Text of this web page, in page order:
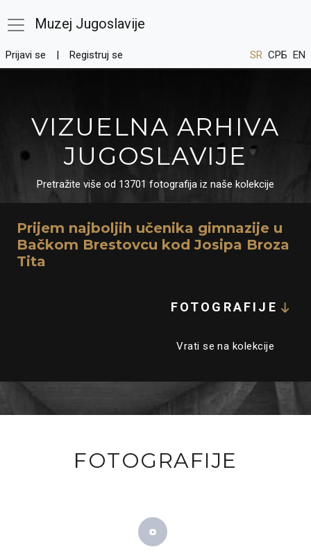
Muzej Jugoslavije
Prijavi se Registruj se SR СРБ EN
VIZUELNA ARHIVA
JUGOSLAVIJE
Pretražite više od 13701 fotografija iz naše kolekcije
Prijem najboljih učenika gimnazije u
Bačkom Brestovcu kod Josipa Broza
Tita
FOTOGRAFIJE
Vrati se na kolekcije
FOTOGRAFIJE